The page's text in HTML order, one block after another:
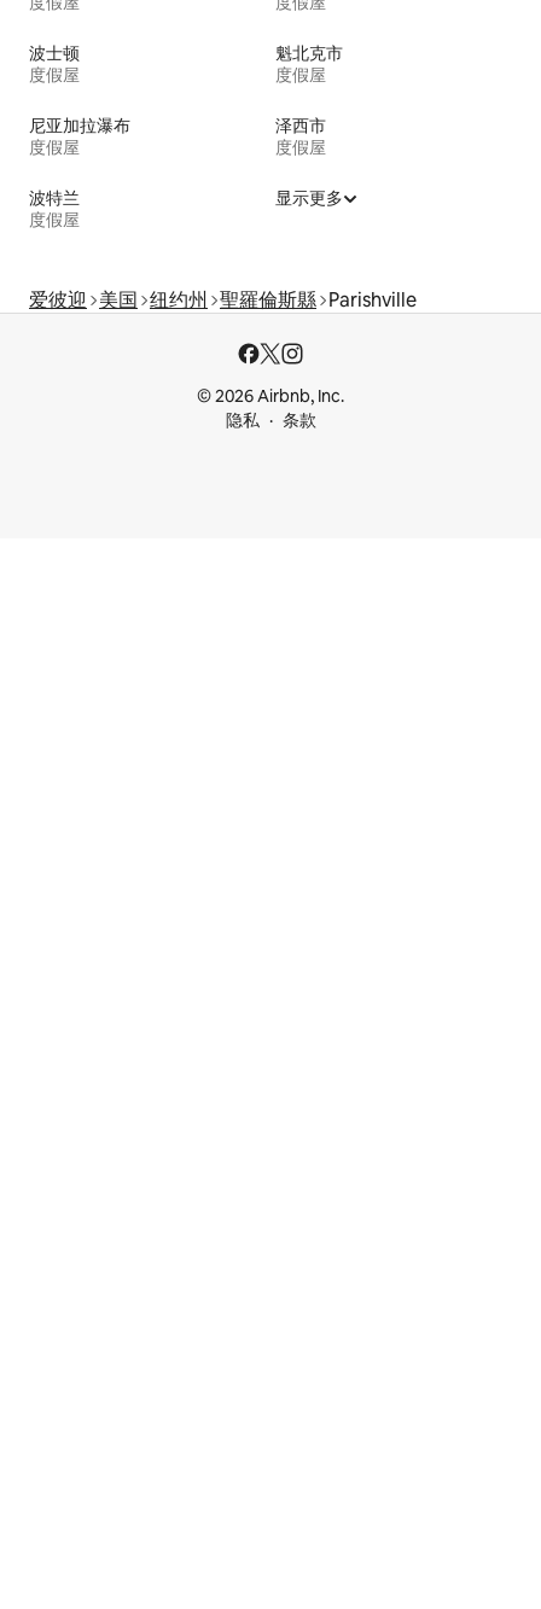
波士顿
度假屋
魁北克市
度假屋
尼亚加拉瀑布
度假屋
泽西市
度假屋
波特兰
度假屋
显示更多
爱彼迎 美国 纽约州 聖羅倫斯縣 Parishville
© 2026 Airbnb, Inc.
隐私
条款